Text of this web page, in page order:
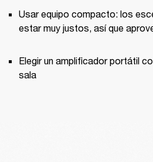
Usar equipo compacto: los
estar muy justos, así que
Elegir un amplificador portátil
sala